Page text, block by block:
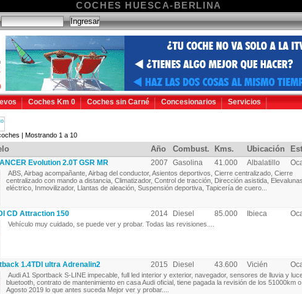
COCHES HUESCA-BERLINA
Coches Km 0 Coches sin Carné Concesionarios Servicios
| Mostrando 1 a 10
Año Combust. Kms. Ubicación
Evolution 2.0T GSR MR 2007 Gasolina 41.000 Albalatillo
ABS, Airbag acompañante, Airbag del conductor, Asientos deportivos, Cierre centralizado, Cierre
centralizado con mando a distancia, Climatizador, Control de tracción, Dirección asistida, Elevalunas
eléctrico, Inmovilizador, Llantas de aleación, Suspensión deportiva, Tapicería de cuero...
CD Attraction 150 2014 Diesel 85.000 Ibieca
Vehículo muy cuidado, se puede ver y probar. Todas las revisiones....
1.4TDI ultra Adrenalin2 2015 Diesel 43.600 Vicién
Audi A1 Sportback S-LINE impecable, full led interior y exterior, navegador, sensores de lluvia y
bluetooth, contrato de mantenimiento en casa Audi oficial, tiene pagada la revisión de los 51000km
Agosto 2019 lo que antes suceda Mejor ver y probar....